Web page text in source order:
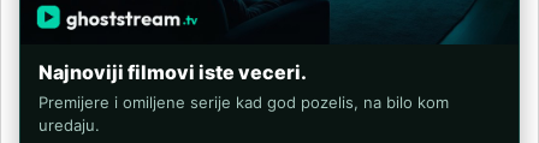
Najnoviji filmovi iste veceri.
Premijere i omiljene serije kad god pozelis, na bilo kom
uredaju.